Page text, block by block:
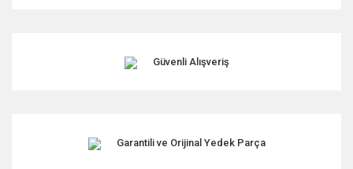
Güvenli Alışveriş
Garantili ve Orijinal Yedek Parça